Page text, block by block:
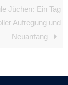
Jüchen: Ein Tag
Aufregung und
Neuanfang